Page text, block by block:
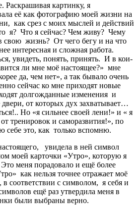
картинку, я
её как фотографию моей жизни на
как срез с моих мыслей и действий
я? Что я сейчас? Чем живу? Чему
свою жизнь? От чего бегу и на что
интересная и сложная работа.
увидеть, понять, принять. И в кои-
ли мне моё настоящее?» мне
да, чем нет», а так бывало очень
сейчас ко мне приходят новые
долгожданные изменения и
от которых дух захватывает…
Но «я сильнее своей лени!» и « я
тренировок и саморазвития!», по
себе это, как только вспомню.
увидела в ней символ
моей карточки «Утро», которую я
меня порадовало и ещё более
как нельзя точнее отражает моё
соответствии с символом, я себя и
ещё раз утвердила меня в
были выбраны верно.